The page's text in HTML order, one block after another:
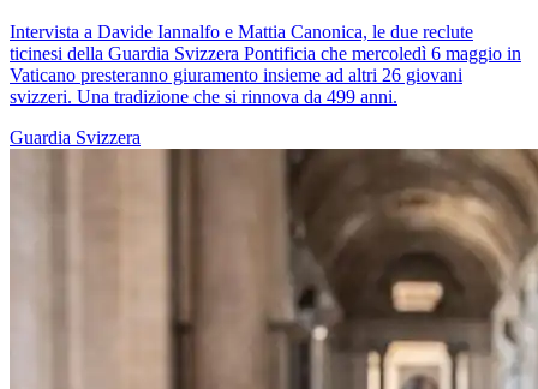
Intervista a Davide Iannalfo e Mattia Canonica, le due reclute
ticinesi della Guardia Svizzera Pontificia che mercoledì 6 maggio in
Vaticano presteranno giuramento insieme ad altri 26 giovani
svizzeri. Una tradizione che si rinnova da 499 anni.
Guardia Svizzera